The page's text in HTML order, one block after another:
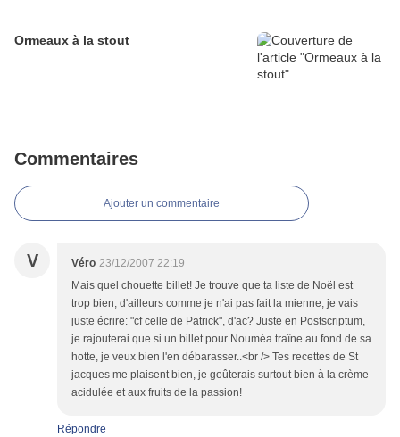
Ormeaux à la stout
Commentaires
Ajouter un commentaire
V Véro 23/12/2007 22:19
Mais quel chouette billet! Je trouve que ta liste de Noël est
trop bien, d'ailleurs comme je n'ai pas fait la mienne, je vais
juste écrire: "cf celle de Patrick", d'ac? Juste en Postscriptum,
je rajouterai que si un billet pour Nouméa traîne au fond de sa
hotte, je veux bien l'en débarasser..<br /> Tes recettes de St
jacques me plaisent bien, je goûterais surtout bien à la crème
acidulée et aux fruits de la passion!
Répondre